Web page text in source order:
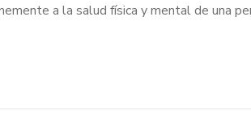
a la salud física y mental de una